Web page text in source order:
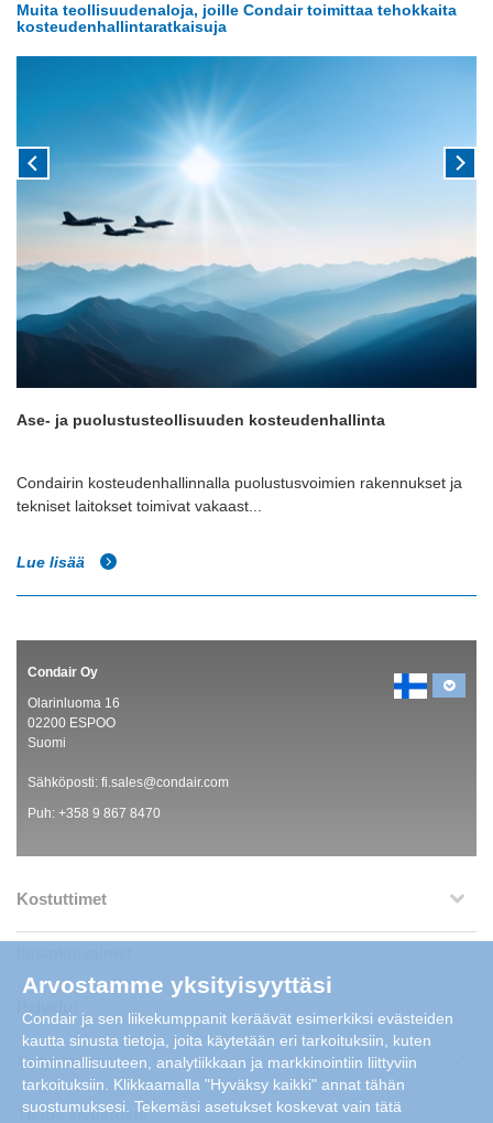
Muita teollisuudenaloja, joille Condair toimittaa tehokkaita
kosteudenhallintaratkaisuja
Ase- ja puolustusteollisuuden kosteudenhallinta
Condairin kosteudenhallinnalla puolustusvoimien rakennukset ja
tekniset laitokset toimivat vakaast...
Lue lisää
Condair Oy
Olarinluoma 16
02200 ESPOO
Suomi
Sähköposti: fi.sales@condair.com
Puh: +358 9 867 8470
Kostuttimet
Yritystietoa
Tietoa sivustosta
Arvostamme yksityisyyttäsi
Condair ja sen liikekumppanit keräävät esimerkiksi evästeiden
kautta sinusta tietoja, joita käytetään eri tarkoituksiin, kuten
toiminnallisuuteen, analytiikkaan ja markkinointiin liittyviin
tarkoituksiin. Klikkaamalla "Hyväksy kaikki" annat tähän
suostumuksesi. Tekemäsi asetukset koskevat vain tätä